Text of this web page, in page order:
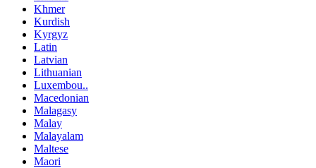
Khmer
Kurdish
Kyrgyz
Latin
Latvian
Lithuanian
Luxembou..
Macedonian
Malagasy
Malay
Malayalam
Maltese
Maori